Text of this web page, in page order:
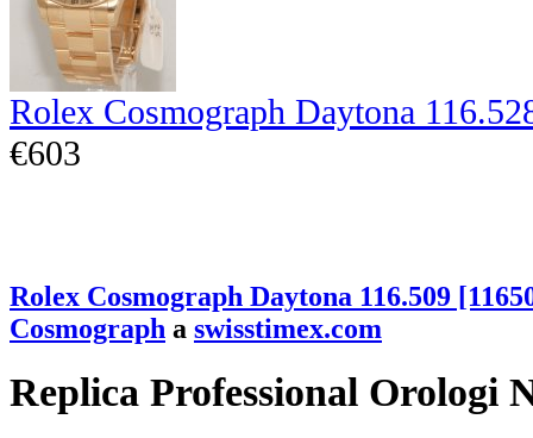
Rolex Cosmograph Daytona
€603
Rolex Cosmograph Daytona 116.509
Cosmograph a swisstimex.com
Replica Professional Orologi